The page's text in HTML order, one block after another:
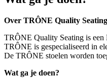
Over TRÔNE Quality Seating
TRÔNE Quality Seating is een
TRÔNE is gespecialiseerd in
De TRÔNE stoelen worden
Wat ga je doen?